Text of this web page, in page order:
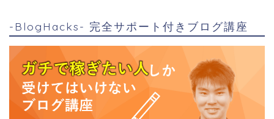
-BlogHacks- 完全サポート付きブログ講座